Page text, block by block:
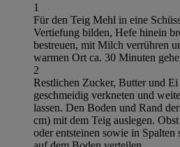
1
Für den Teig Mehl in eine
Vertiefung bilden, Hefe hinein
bestreuen, mit Milch verrühren
warmen Ort ca. 30 Minuten
2
Restlichen Zucker, Butter und
geschmeidig verkneten und
lassen. Den Boden und Rand
cm) mit dem Teig auslegen.
oder entsteinen sowie in Spalten